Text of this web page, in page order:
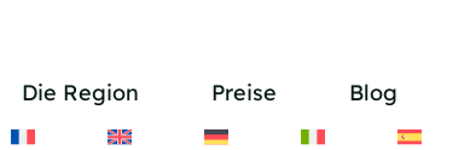
Die Region Preise
Blog